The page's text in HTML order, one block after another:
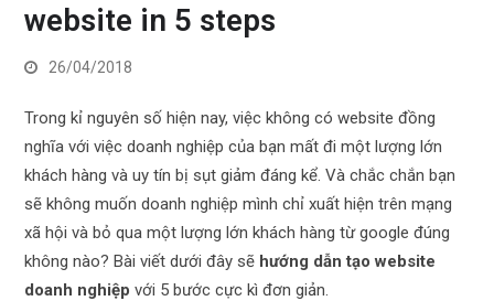
website in 5 steps
26/04/2018
Trong kỉ nguyên số hiện nay, việc không có website đồng
nghĩa với việc doanh nghiệp của bạn mất đi một lượng lớn
khách hàng và uy tín bị sụt giảm đáng kể. Và chắc chắn bạn
sẽ không muốn doanh nghiệp mình chỉ xuất hiện trên mạng
xã hội và bỏ qua một lượng lớn khách hàng từ google đúng
không nào? Bài viết dưới đây sẽ hướng dẫn tạo website
doanh nghiệp với 5 bước cực kì đơn giản.